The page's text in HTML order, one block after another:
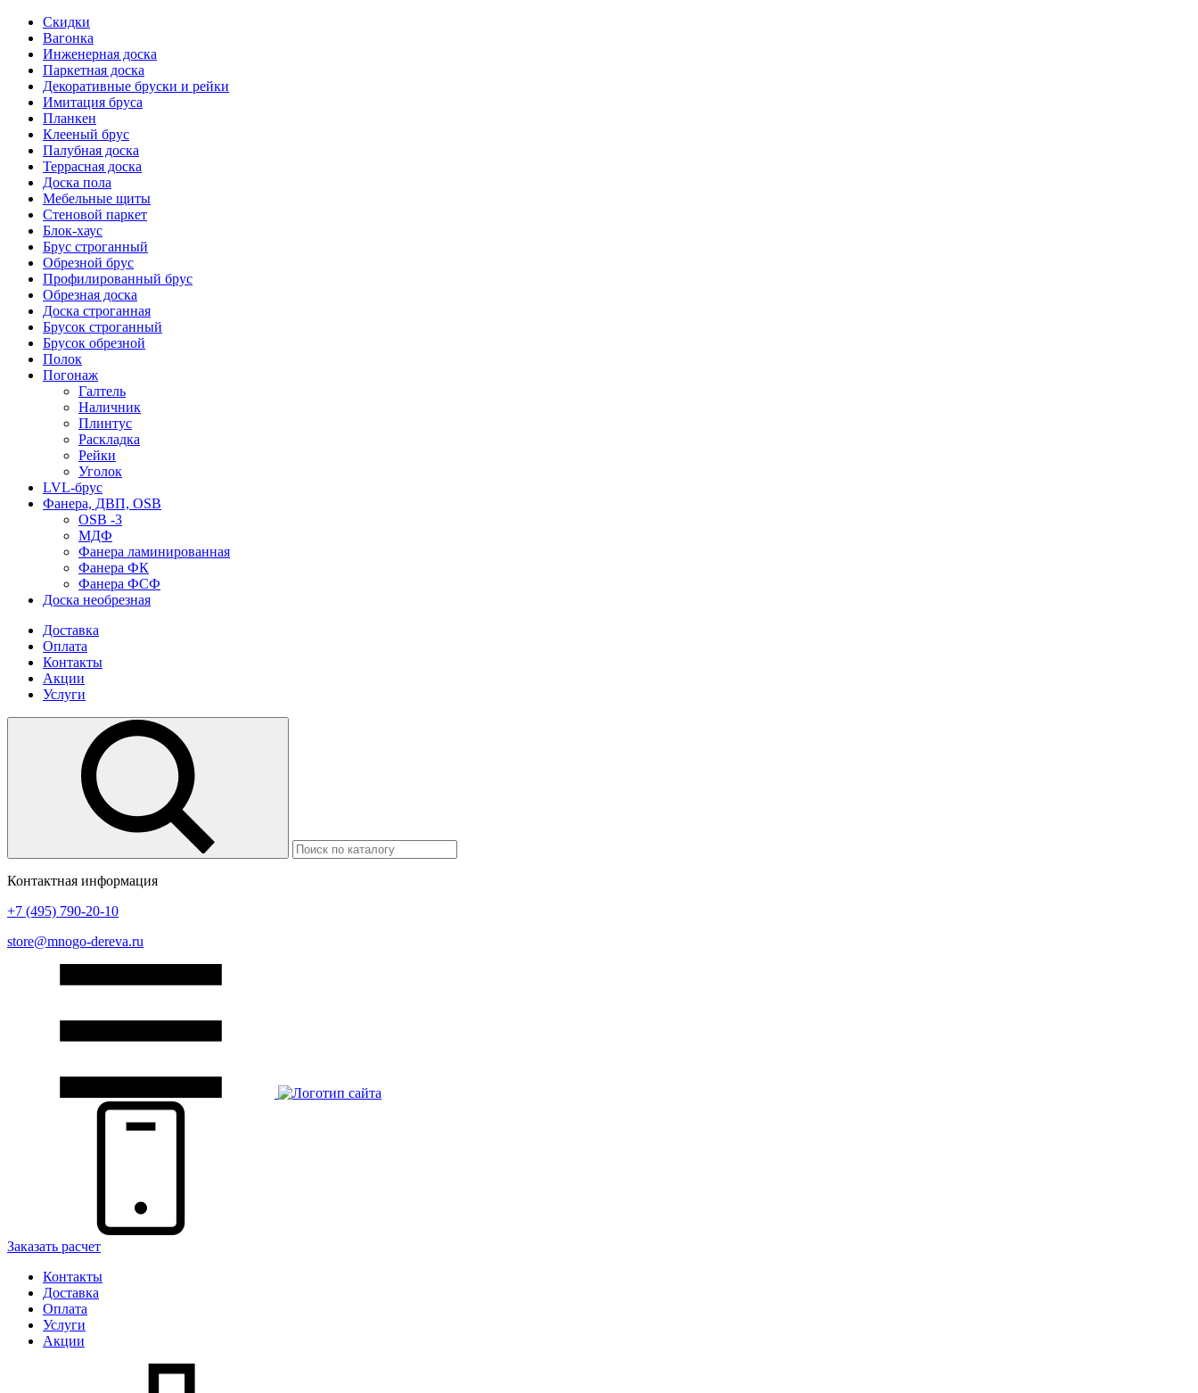
Скидки
Вагонка
Инженерная доска
Паркетная доска
Декоративные бруски и рейки
Имитация бруса
Планкен
Клееный брус
Палубная доска
Террасная доска
Доска пола
Мебельные щиты
Стеновой паркет
Блок-хаус
Брус строганный
Обрезной брус
Профилированный брус
Обрезная доска
Доска строганная
Брусок строганный
Брусок обрезной
Полок
Погонаж
Галтель
Наличник
Плинтус
Раскладка
Рейки
Уголок
LVL-брус
Фанера, ДВП, OSB
OSB -3
МДФ
Фанера ламинированная
Фанера ФК
Фанера ФСФ
Доска необрезная
Доставка
Оплата
Контакты
Акции
Услуги
Контактная информация
+7 (495) 790-20-10
store@mnogo-dereva.ru
Заказать расчет
Контакты
Доставка
Оплата
Услуги
Акции